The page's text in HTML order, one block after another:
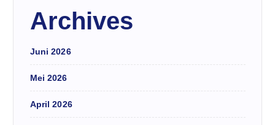
Archives
Juni 2026
Mei 2026
April 2026